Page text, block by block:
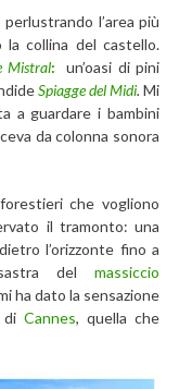
l’area più
collina del castello.
Mistral: un’oasi di pini
Spiagge del Midi. Mi
a guardare i bambini
da colonna sonora
che vogliono
il tramonto: una
l’orizzonte fino a
del massiccio
ha dato la sensazione
di Cannes, quella che